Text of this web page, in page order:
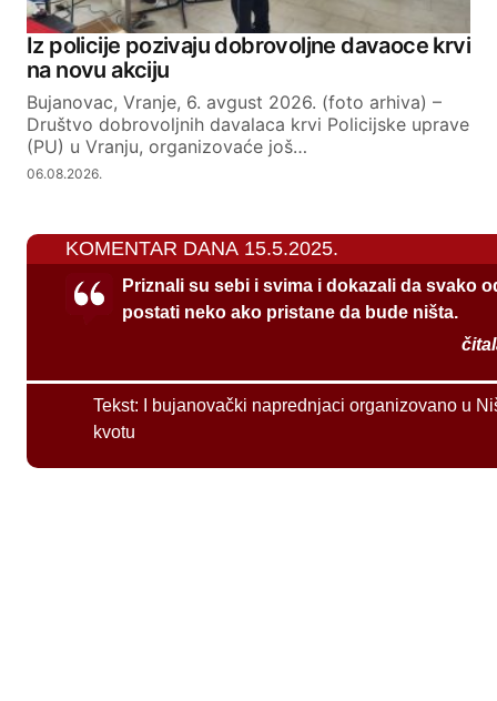
Iz policije pozivaju dobrovoljne davaoce krvi
na novu akciju
Bujanovac, Vranje, 6. avgust 2026. (foto arhiva) –
Društvo dobrovoljnih davalaca krvi Policijske uprave
(PU) u Vranju, organizovaće još…
06.08.2026.
KOMENTAR DANA 15.5.2025.
Priznali su sebi i svima i dokazali da svako
postati neko ako pristane da bude ništa.
Tekst:
I bujanovački naprednjaci organizovano u
kvotu